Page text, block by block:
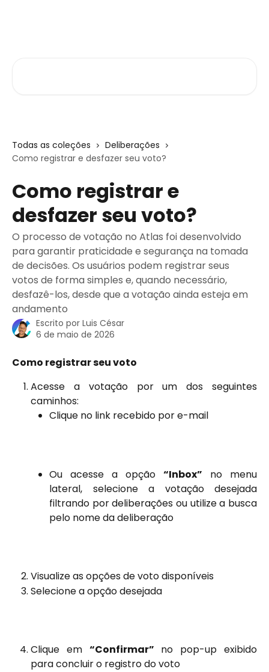
Todas as coleções
Deliberações
Como registrar e desfazer seu voto?
Como registrar e
desfazer seu voto?
O processo de votação no Atlas foi desenvolvido
para garantir praticidade e segurança na tomada
de decisões. Os usuários podem registrar seus
votos de forma simples e, quando necessário,
desfazê-los, desde que a votação ainda esteja em
andamento
Escrito por Luis César
6 de maio de 2026
Como registrar seu voto
Acesse a votação por um dos seguintes
caminhos:
Clique no link recebido por e-mail
Ou acesse a opção “Inbox” no menu
lateral, selecione a votação desejada
filtrando por deliberações ou utilize a busca
pelo nome da deliberação
Visualize as opções de voto disponíveis
Selecione a opção desejada
Clique em “Confirmar” no pop-up exibido
para concluir o registro do voto